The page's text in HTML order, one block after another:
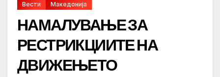
Вести Македонија
НАМАЛУВАЊЕ ЗА
РЕСТРИКЦИИТЕ НА
ДВИЖЕЊЕТО